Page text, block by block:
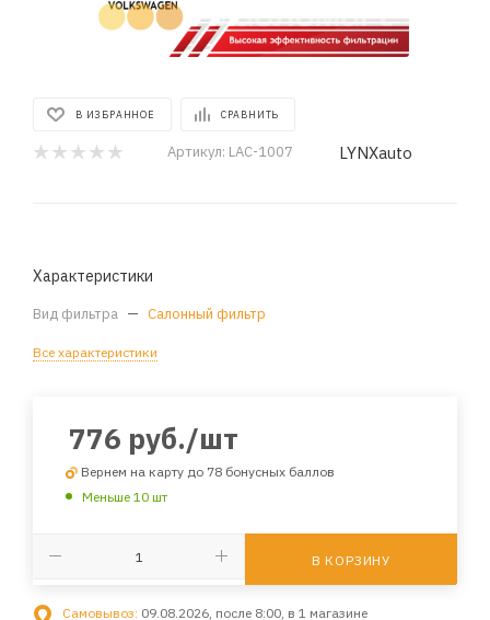
В ИЗБРАННОЕ СРАВНИТЬ
Артикул: LAC-1007 LYNXauto
Характеристики
Вид фильтра — Салонный фильтр
Все характеристики
776 руб./шт
Вернем на карту до 78 бонусных баллов
Меньше 10 шт
В КОРЗИНУ
Самовывоз: 09.08.2026, после 8:00, в 1 магазине